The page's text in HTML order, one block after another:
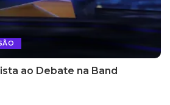
ao Debate na Band